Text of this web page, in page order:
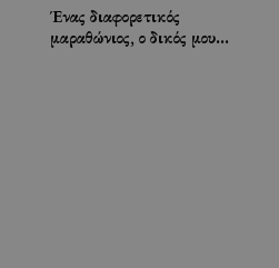
Ένας διαφορετικός
μαραθώνιος, ο δικός μου…